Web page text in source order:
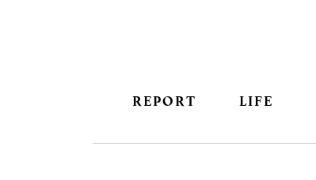
REPORT LIFE